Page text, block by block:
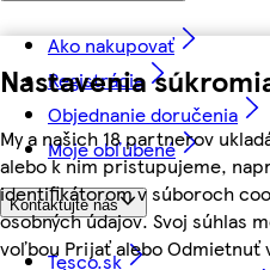
Nastavenia
My a našich 18 partnerov
alebo k nim pristupujeme,
identifikátorom v súboroch
osobných údajov. Svoj súhlas
voľbou Prijať alebo Odmietnuť
Ako nakupovať
Registrácia
Objednanie doručenia
Moje obľúbené
Kontaktujte nás
Tesco.sk